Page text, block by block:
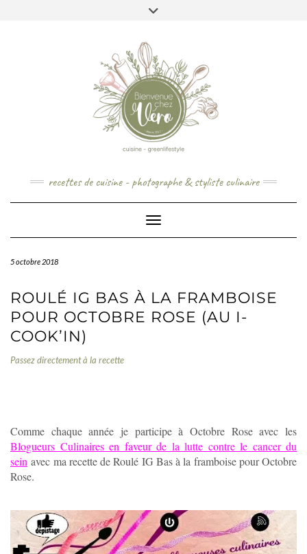
recettes de cuisine - photographe & styliste culinaire
Toggle Navigation
5 octobre 2018
ROULÉ IG BAS À LA FRAMBOISE
POUR OCTOBRE ROSE (AU I-
COOK’IN)
Passez directement à la recette
Comme chaque année je participe à Octobre Rose avec les
Blogueurs Culinaires en faveur de la lutte contre le cancer du
sein avec ma recette de Roulé IG Bas à la framboise pour Octobre
Rose.